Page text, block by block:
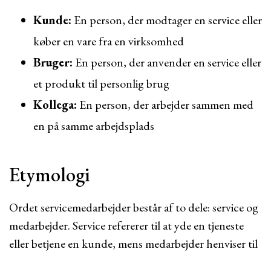
Kunde: En person, der modtager en service eller
køber en vare fra en virksomhed
Bruger: En person, der anvender en service eller
et produkt til personlig brug
Kollega: En person, der arbejder sammen med
en på samme arbejdsplads
Etymologi
Ordet servicemedarbejder består af to dele: service og
medarbejder. Service refererer til at yde en tjeneste
eller betjene en kunde, mens medarbejder henviser til